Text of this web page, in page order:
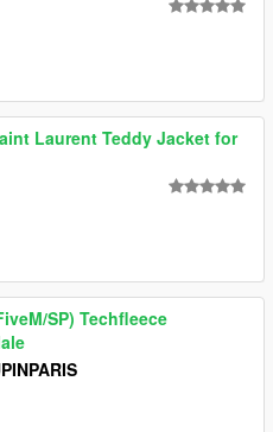
Laurent Teddy Jacket for
SP) Techfleece